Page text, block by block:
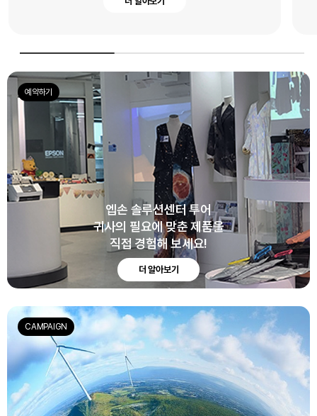
엡손 솔루션센터 투어
귀사의 필요에 맞춘 제품을
직접 경험해 보세요!
더 알아보기
예약하기
CAMPAIGN